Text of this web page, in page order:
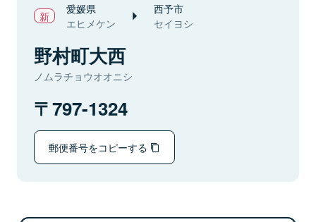
愛媛県
エヒメケン
西予市
セイヨシ
野村町大西
ノムラチョウオオニシ
797-1324
郵便番号をコピーする